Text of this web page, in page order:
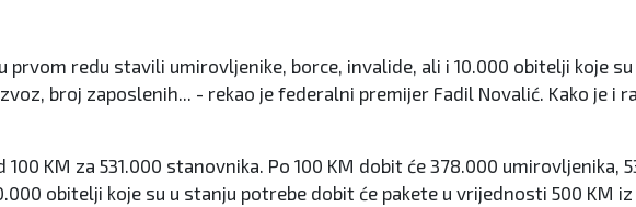
redu stavili umirovljenike, borce, invalide, ali i 10.000 obitelji koje
broj zaposlenih... - rekao je federalni premijer Fadil Novalić. Kako je i
KM za 531.000 stanovnika. Po 100 KM dobit će 378.000
obitelji koje su u stanju potrebe dobit će pakete u vrijednosti 500 KM